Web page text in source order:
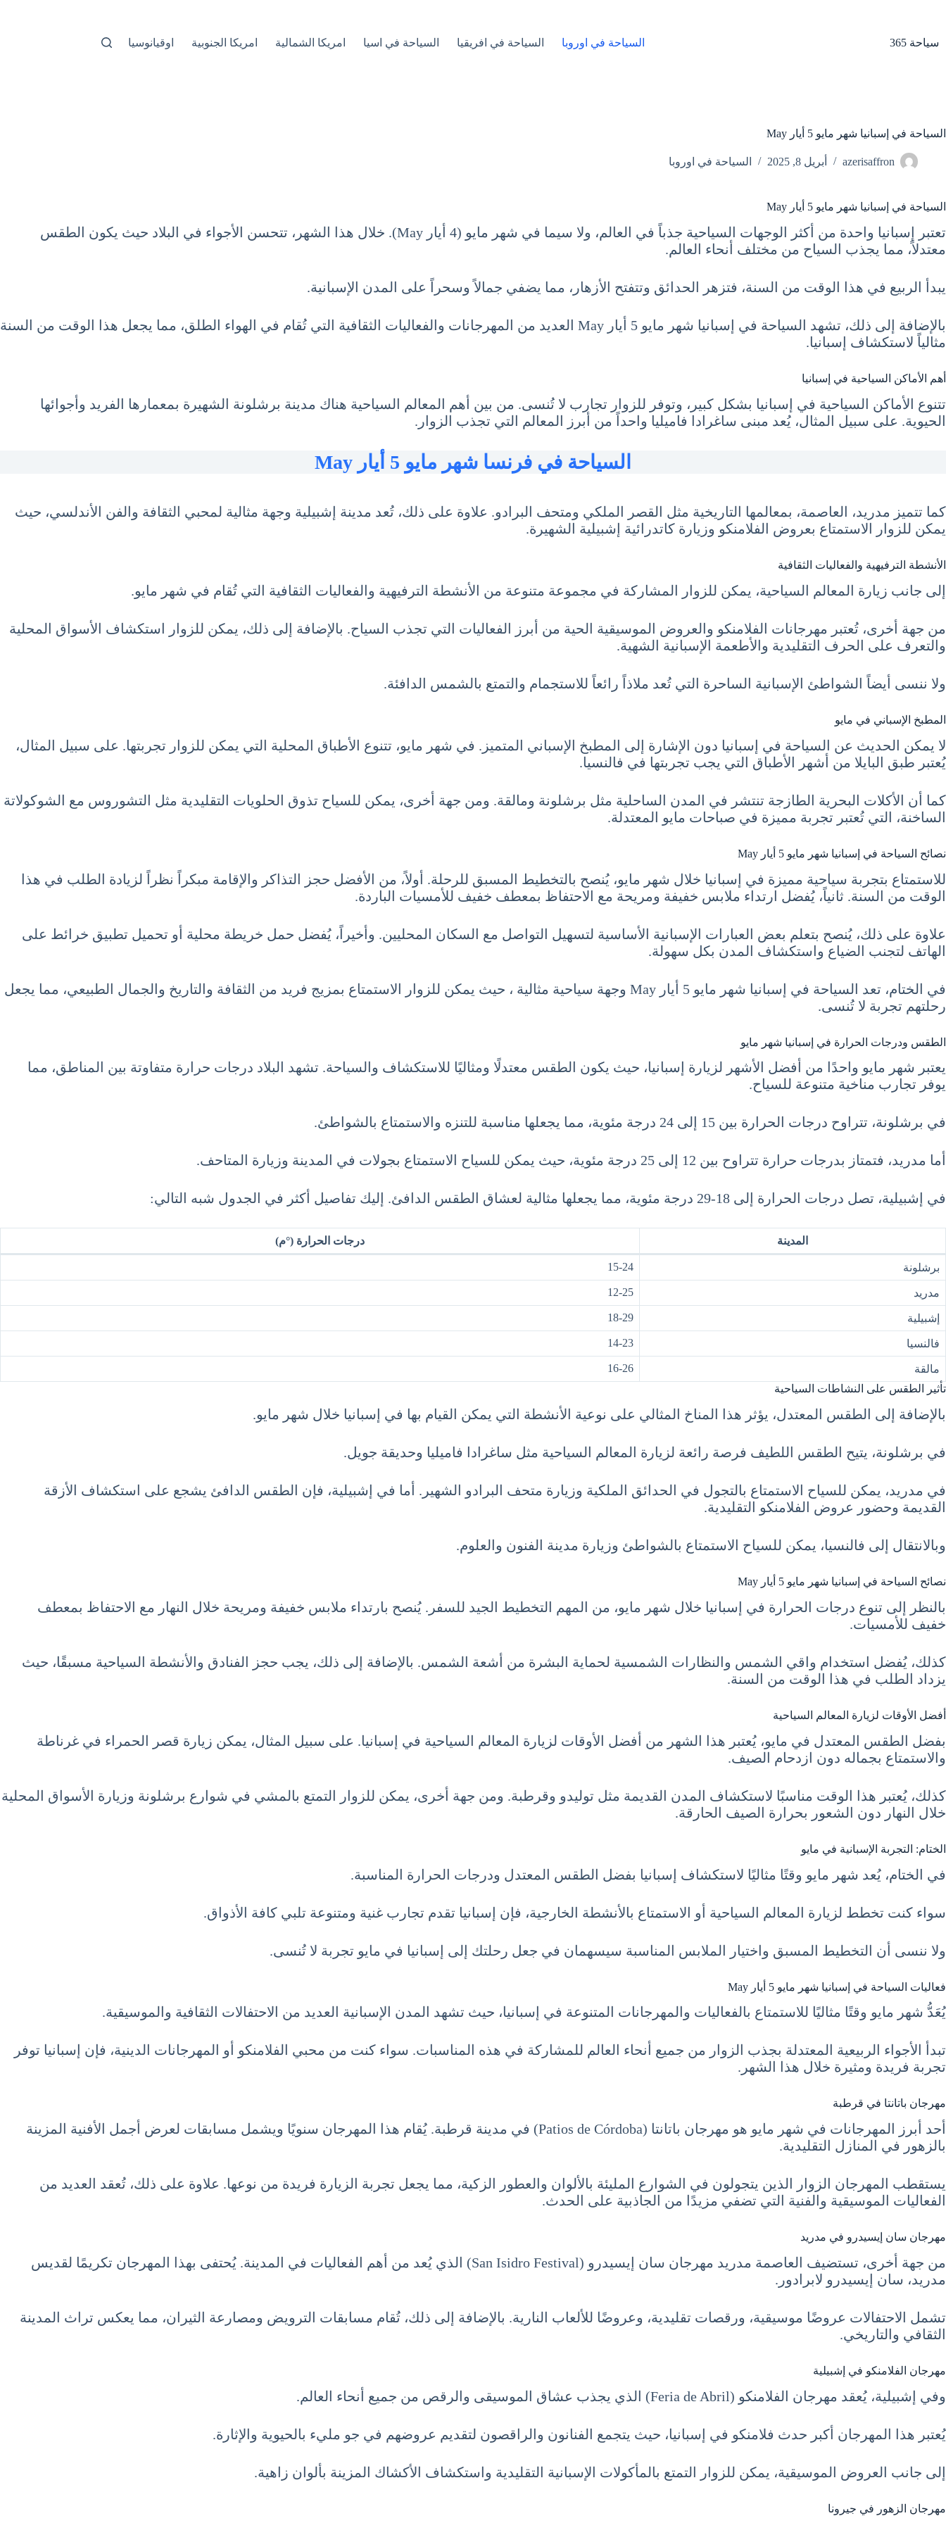
سياحة 365 السياحة في اوروبا السياحة في افريقيا السياحة في اسيا امريكا الشمالية امريكا الجنوبية اوقيانوسيا
السياحة في إسبانيا شهر مايو 5 أيار May
azerisaffron أبريل 8, 2025 السياحة في اوروبا
السياحة في إسبانيا شهر مايو 5 أيار May
تعتبر إسبانيا واحدة من أكثر الوجهات السياحية جذباً في العالم، ولا سيما في شهر مايو (4 أيار May). خلال هذا الشهر، تتحسن الأجواء في البلاد حيث يكون الطقس
معتدلاً، مما يجذب السياح من مختلف أنحاء العالم.
يبدأ الربيع في هذا الوقت من السنة، فتزهر الحدائق وتتفتح الأزهار، مما يضفي جمالاً وسحراً على المدن الإسبانية.
بالإضافة إلى ذلك، تشهد السياحة في إسبانيا شهر مايو 5 أيار May العديد من المهرجانات والفعاليات الثقافية التي تُقام في الهواء الطلق، مما يجعل هذا الوقت من السنة
مثالياً لاستكشاف إسبانيا.
أهم الأماكن السياحية في إسبانيا
تتنوع الأماكن السياحية في إسبانيا بشكل كبير، وتوفر للزوار تجارب لا تُنسى. من بين أهم المعالم السياحية هناك مدينة برشلونة الشهيرة بمعمارها الفريد وأجوائها
الحيوية. على سبيل المثال، يُعد مبنى ساغرادا فاميليا واحداً من أبرز المعالم التي تجذب الزوار.
السياحة في فرنسا شهر مايو 5 أيار May
كما تتميز مدريد، العاصمة، بمعالمها التاريخية مثل القصر الملكي ومتحف البرادو. علاوة على ذلك، تُعد مدينة إشبيلية وجهة مثالية لمحبي الثقافة والفن الأندلسي، حيث
يمكن للزوار الاستمتاع بعروض الفلامنكو وزيارة كاتدرائية إشبيلية الشهيرة.
الأنشطة الترفيهية والفعاليات الثقافية
إلى جانب زيارة المعالم السياحية، يمكن للزوار المشاركة في مجموعة متنوعة من الأنشطة الترفيهية والفعاليات الثقافية التي تُقام في شهر مايو.
من جهة أخرى، تُعتبر مهرجانات الفلامنكو والعروض الموسيقية الحية من أبرز الفعاليات التي تجذب السياح. بالإضافة إلى ذلك، يمكن للزوار استكشاف الأسواق المحلية
والتعرف على الحرف التقليدية والأطعمة الإسبانية الشهية.
ولا ننسى أيضاً الشواطئ الإسبانية الساحرة التي تُعد ملاذاً رائعاً للاستجمام والتمتع بالشمس الدافئة.
المطبخ الإسباني في مايو
لا يمكن الحديث عن السياحة في إسبانيا دون الإشارة إلى المطبخ الإسباني المتميز. في شهر مايو، تتنوع الأطباق المحلية التي يمكن للزوار تجربتها. على سبيل المثال،
يُعتبر طبق البايلا من أشهر الأطباق التي يجب تجربتها في فالنسيا.
كما أن الأكلات البحرية الطازجة تنتشر في المدن الساحلية مثل برشلونة ومالقة. ومن جهة أخرى، يمكن للسياح تذوق الحلويات التقليدية مثل التشوروس مع الشوكولاتة
الساخنة، التي تُعتبر تجربة مميزة في صباحات مايو المعتدلة.
نصائح السياحة في إسبانيا شهر مايو 5 أيار May
للاستمتاع بتجربة سياحية مميزة في إسبانيا خلال شهر مايو، يُنصح بالتخطيط المسبق للرحلة. أولاً، من الأفضل حجز التذاكر والإقامة مبكراً نظراً لزيادة الطلب في هذا
الوقت من السنة. ثانياً، يُفضل ارتداء ملابس خفيفة ومريحة مع الاحتفاظ بمعطف خفيف للأمسيات الباردة.
علاوة على ذلك، يُنصح بتعلم بعض العبارات الإسبانية الأساسية لتسهيل التواصل مع السكان المحليين. وأخيراً، يُفضل حمل خريطة محلية أو تحميل تطبيق خرائط على
الهاتف لتجنب الضياع واستكشاف المدن بكل سهولة.
في الختام، تعد السياحة في إسبانيا شهر مايو 5 أيار May وجهة سياحية مثالية ، حيث يمكن للزوار الاستمتاع بمزيج فريد من الثقافة والتاريخ والجمال الطبيعي، مما يجعل
رحلتهم تجربة لا تُنسى.
الطقس ودرجات الحرارة في إسبانيا شهر مايو
يعتبر شهر مايو واحدًا من أفضل الأشهر لزيارة إسبانيا، حيث يكون الطقس معتدلًا ومثاليًا للاستكشاف والسياحة. تشهد البلاد درجات حرارة متفاوتة بين المناطق، مما
يوفر تجارب مناخية متنوعة للسياح.
في برشلونة، تتراوح درجات الحرارة بين 15 إلى 24 درجة مئوية، مما يجعلها مناسبة للتنزه والاستمتاع بالشواطئ.
أما مدريد، فتمتاز بدرجات حرارة تتراوح بين 12 إلى 25 درجة مئوية، حيث يمكن للسياح الاستمتاع بجولات في المدينة وزيارة المتاحف.
في إشبيلية، تصل درجات الحرارة إلى 18-29 درجة مئوية، مما يجعلها مثالية لعشاق الطقس الدافئ. إليك تفاصيل أكثر في الجدول شبه التالي:
المدينة درجات الحرارة (°م)
برشلونة 15-24
مدريد 12-25
إشبيلية 18-29
فالنسيا 14-23
مالقة
16-26
تأثير الطقس على النشاطات السياحية
بالإضافة إلى الطقس المعتدل، يؤثر هذا المناخ المثالي على نوعية الأنشطة التي يمكن القيام بها في إسبانيا خلال شهر مايو.
في برشلونة، يتيح الطقس اللطيف فرصة رائعة لزيارة المعالم السياحية مثل ساغرادا فاميليا وحديقة جويل.
في مدريد، يمكن للسياح الاستمتاع بالتجول في الحدائق الملكية وزيارة متحف البرادو الشهير. أما في إشبيلية، فإن الطقس الدافئ يشجع على استكشاف الأزقة
القديمة وحضور عروض الفلامنكو التقليدية.
وبالانتقال إلى فالنسيا، يمكن للسياح الاستمتاع بالشواطئ وزيارة مدينة الفنون والعلوم.
نصائح السياحة في إسبانيا شهر مايو 5 أيار May
بالنظر إلى تنوع درجات الحرارة في إسبانيا خلال شهر مايو، من المهم التخطيط الجيد للسفر. يُنصح بارتداء ملابس خفيفة ومريحة خلال النهار مع الاحتفاظ بمعطف
خفيف للأمسيات.
كذلك، يُفضل استخدام واقي الشمس والنظارات الشمسية لحماية البشرة من أشعة الشمس. بالإضافة إلى ذلك، يجب حجز الفنادق والأنشطة السياحية مسبقًا، حيث
يزداد الطلب في هذا الوقت من السنة.
أفضل الأوقات لزيارة المعالم السياحية
بفضل الطقس المعتدل في مايو، يُعتبر هذا الشهر من أفضل الأوقات لزيارة المعالم السياحية في إسبانيا. على سبيل المثال، يمكن زيارة قصر الحمراء في غرناطة
والاستمتاع بجماله دون ازدحام الصيف.
كذلك، يُعتبر هذا الوقت مناسبًا لاستكشاف المدن القديمة مثل توليدو وقرطبة. ومن جهة أخرى، يمكن للزوار التمتع بالمشي في شوارع برشلونة وزيارة الأسواق المحلية
خلال النهار دون الشعور بحرارة الصيف الحارقة.
الختام: التجربة الإسبانية في مايو
في الختام، يُعد شهر مايو وقتًا مثاليًا لاستكشاف إسبانيا بفضل الطقس المعتدل ودرجات الحرارة المناسبة.
سواء كنت تخطط لزيارة المعالم السياحية أو الاستمتاع بالأنشطة الخارجية، فإن إسبانيا تقدم تجارب غنية ومتنوعة تلبي كافة الأذواق.
ولا ننسى أن التخطيط المسبق واختيار الملابس المناسبة سيسهمان في جعل رحلتك إلى إسبانيا في مايو تجربة لا تُنسى.
فعاليات السياحة في إسبانيا شهر مايو 5 أيار May
يُعَدُّ شهر مايو وقتًا مثاليًا للاستمتاع بالفعاليات والمهرجانات المتنوعة في إسبانيا، حيث تشهد المدن الإسبانية العديد من الاحتفالات الثقافية والموسيقية.
تبدأ الأجواء الربيعية المعتدلة بجذب الزوار من جميع أنحاء العالم للمشاركة في هذه المناسبات. سواء كنت من محبي الفلامنكو أو المهرجانات الدينية، فإن إسبانيا توفر
تجربة فريدة ومثيرة خلال هذا الشهر.
مهرجان باتانتا في قرطبة
أحد أبرز المهرجانات في شهر مايو هو مهرجان باتانتا (Patios de Córdoba) في مدينة قرطبة. يُقام هذا المهرجان سنويًا ويشمل مسابقات لعرض أجمل الأفنية المزينة
بالزهور في المنازل التقليدية.
يستقطب المهرجان الزوار الذين يتجولون في الشوارع المليئة بالألوان والعطور الزكية، مما يجعل تجربة الزيارة فريدة من نوعها. علاوة على ذلك، تُعقد العديد من
الفعاليات الموسيقية والفنية التي تضفي مزيدًا من الجاذبية على الحدث.
مهرجان سان إيسيدرو في مدريد
من جهة أخرى، تستضيف العاصمة مدريد مهرجان سان إيسيدرو (San Isidro Festival) الذي يُعد من أهم الفعاليات في المدينة. يُحتفى بهذا المهرجان تكريمًا لقديس
مدريد، سان إيسيدرو لابرادور.
تشمل الاحتفالات عروضًا موسيقية، ورقصات تقليدية، وعروضًا للألعاب النارية. بالإضافة إلى ذلك، تُقام مسابقات الترويض ومصارعة الثيران، مما يعكس تراث المدينة
الثقافي والتاريخي.
مهرجان الفلامنكو في إشبيلية
وفي إشبيلية، يُعقد مهرجان الفلامنكو (Feria de Abril) الذي يجذب عشاق الموسيقى والرقص من جميع أنحاء العالم.
يُعتبر هذا المهرجان أكبر حدث فلامنكو في إسبانيا، حيث يتجمع الفنانون والراقصون لتقديم عروضهم في جو مليء بالحيوية والإثارة.
إلى جانب العروض الموسيقية، يمكن للزوار التمتع بالمأكولات الإسبانية التقليدية واستكشاف الأكشاك المزينة بألوان زاهية.
مهرجان الزهور في جيرونا